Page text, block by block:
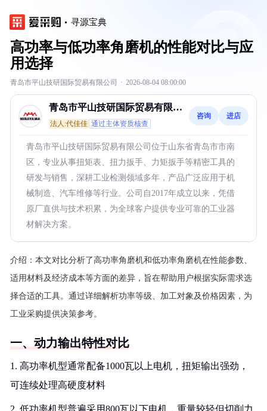
寻源宝典
高功率与低功率角磨机的性能对比与应
用选择
青岛市平山技研国际贸易有限公司 · 2026-08-04 08:00:00
青岛市平山技研国际贸易有限公
司
法人:代佳佳 通过主体资质核查
咨询 进店
青岛市平山技研国际贸易有限公司位于山东省青岛市市南
区，专业从事扭矩表、扭力扳手、力矩扳手等精密工具的
研发与销售，深耕工业检测领域多年，产品广泛应用于机
械制造、汽车维修等行业。公司自2017年成立以来，凭借
原厂直供与技术积累，为全球客户提供专业可靠的工业器
材解决方案。
介绍： 本文对比分析了高功率角磨机和低功率角磨机在性能参数、
适用材料及经济成本等方面的差异，旨在帮助用户根据实际需求选
择合适的工具。通过详细解析功率等级、加工对象及价格因素，为
工业采购提供决策参考。
一、动力输出特性对比
1. 高功率机型通常配备1000瓦以上电机，扭矩输出强劲，
可连续处理高硬度材料
2. 低功率机型普遍采用800瓦以下电机，重量较轻但切削力